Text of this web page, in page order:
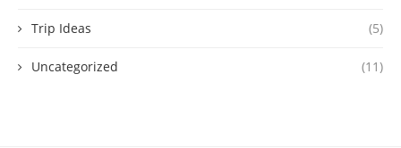
Trip Ideas (5)
Uncategorized (11)